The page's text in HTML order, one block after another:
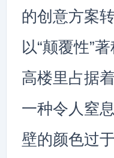
的创意方案
以“颠覆性”
高楼里占据
一种令人窒
壁的颜色过